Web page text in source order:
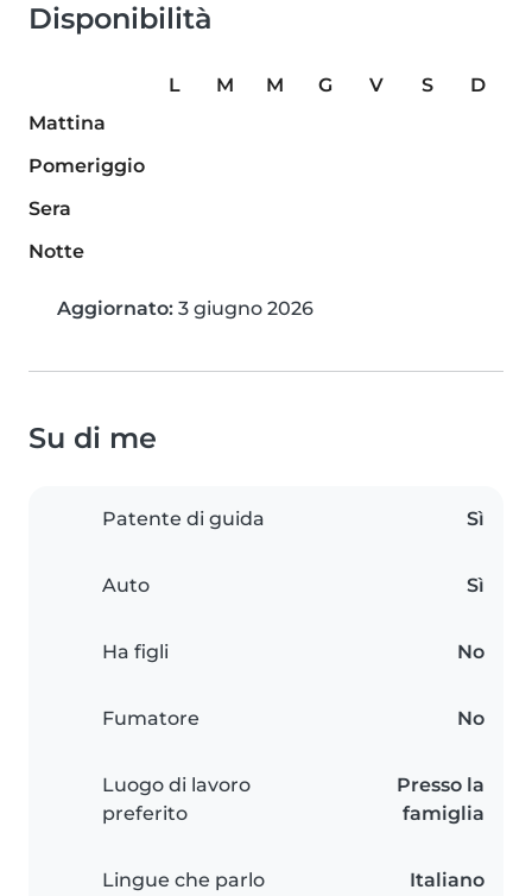
Disponibilità
L M M G V S
D
Mattina
Pomeriggio
Sera
Notte
Aggiornato: 3 giugno 2026
Su di me
Patente di guida Sì
Auto Sì
Ha figli No
Fumatore No
Luogo di lavoro
preferito
Presso la
famiglia
Lingue che parlo Italiano